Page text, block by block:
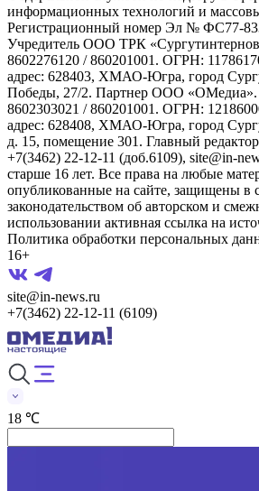
информационных технологий и
Регистрационный номер Эл № ФС77-
Учредитель ООО ТРК
8602276120 / 860201001. ОГРН:
адрес: 628403, ХМАО-Югра, город
Победы, 27/2. Партнер ООО
8602303021 / 860201001. ОГРН:
адрес: 628408, ХМАО-Югра, город
д. 15, помещение 301. Главный
+7(3462) 22-12-11 (доб.6109), site@in-
старше 16 лет. Все права на любые
опубликованные на сайте, защищены в
законодательством об авторском и
использовании активная ссылка на
Политика обработки персональных
16+
site@in-news.ru
+7(3462) 22-12-11 (6109)
18 ℃